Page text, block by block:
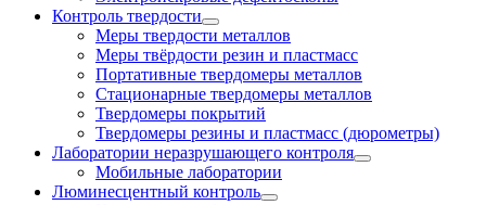
Контроль твердости
Меры твердости металлов
Меры твёрдости резин и пластмасс
Портативные твердомеры металлов
Стационарные твердомеры металлов
Твердомеры покрытий
Твердомеры резины и пластмасс (дюрометры)
Лаборатории неразрушающего контроля
Мобильные лаборатории
Люминесцентный контроль